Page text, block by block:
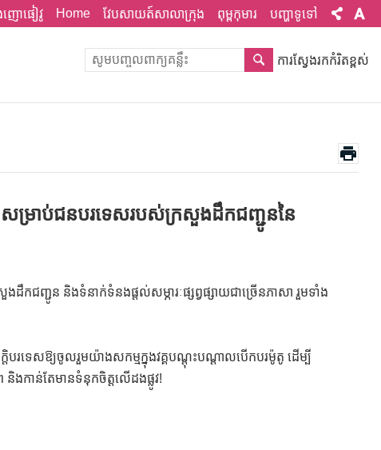
ញោផៀវូ Home វែបសាយត៍សាលាក្រុង ពុម្ពកុមារ បញ្ហាទូទៅ
ការស្វែងរកកំរិតខ្ពស់
ម្រាប់ជនបរទេសរបស់ក្រសួងដឹកជញ្ជូននៃ
ញ្ជូន និងទំនាក់ទំនងផ្តល់សម្ភារៈផ្សព្វផ្សាយជាច្រើនភាសា រួមទាំង
តិបរទេសឱ្យចូលរួមយ៉ាងសកម្មក្នុងវគ្គបណ្តុះបណ្តាលបើកបរម៉ូតូ ដើម្បី
និងកាន់តែមានទំនុកចិត្តលើដងផ្លូវ!